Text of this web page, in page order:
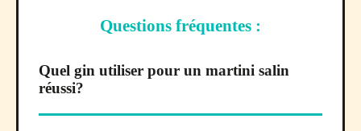
Questions fréquentes :
Quel gin utiliser pour un martini salin
réussi?